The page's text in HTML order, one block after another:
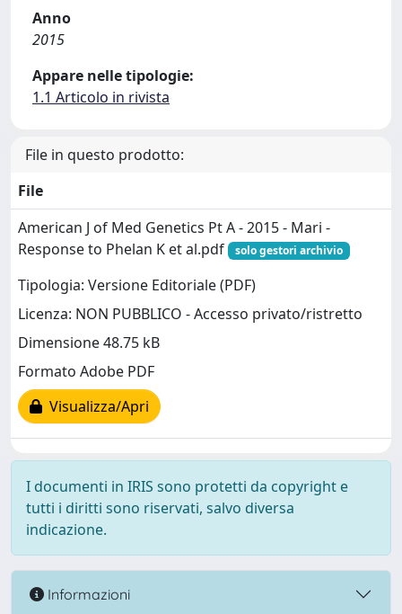
Anno
2015
Appare nelle tipologie:
1.1 Articolo in rivista
File in questo prodotto:
File
American J of Med Genetics Pt A - 2015 - Mari -
Response to Phelan K et al.pdf
solo gestori archivio
Tipologia: Versione Editoriale (PDF)
Licenza: NON PUBBLICO - Accesso privato/ristretto
Dimensione 48.75 kB
Formato Adobe PDF
Visualizza/Apri
I documenti in IRIS sono protetti da copyright e
tutti i diritti sono riservati, salvo diversa
indicazione.
Informazioni